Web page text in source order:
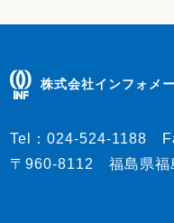
株式会社インフォメ
Tel：024-524-1188
〒960-8112 福島県福